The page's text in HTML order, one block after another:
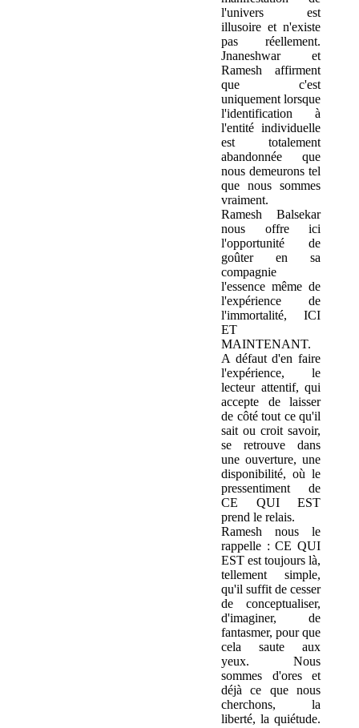
l'univers est
illusoire et n'existe
pas réellement.
Jnaneshwar et
Ramesh affirment
que c'est
uniquement lorsque
l'identification à
l'entité individuelle
est totalement
abandonnée que
nous demeurons tel
que nous sommes
vraiment.
Ramesh Balsekar
nous offre ici
l'opportunité de
goûter en sa
compagnie
l'essence même de
l'expérience de
l'immortalité, ICI
ET
MAINTENANT.
A défaut d'en faire
l'expérience, le
lecteur attentif, qui
accepte de laisser
de côté tout ce qu'il
sait ou croit savoir,
se retrouve dans
une ouverture, une
disponibilité, où le
pressentiment de
CE QUI EST
prend le relais.
Ramesh nous le
rappelle : CE QUI
EST est toujours là,
tellement simple,
qu'il suffit de cesser
de conceptualiser,
d'imaginer, de
fantasmer, pour que
cela saute aux
yeux. Nous
sommes d'ores et
déjà ce que nous
cherchons, la
liberté, la quiétude.